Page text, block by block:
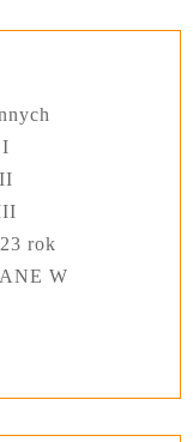
rok
W